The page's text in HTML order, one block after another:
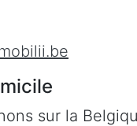
sur la